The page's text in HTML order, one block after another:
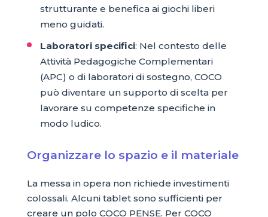
strutturante e benefica ai giochi liberi
meno guidati.
Laboratori specifici: Nel contesto delle
Attività Pedagogiche Complementari
(APC) o di laboratori di sostegno, COCO
può diventare un supporto di scelta per
lavorare su competenze specifiche in
modo ludico.
Organizzare lo spazio e il materiale
La messa in opera non richiede investimenti
colossali. Alcuni tablet sono sufficienti per
creare un polo COCO PENSE. Per COCO